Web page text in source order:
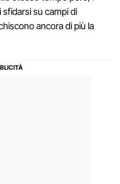
su campi di
ancora di più la